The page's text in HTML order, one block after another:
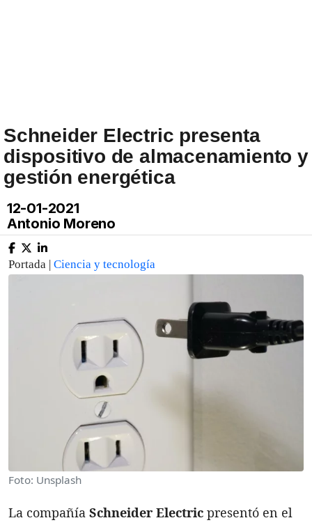
Schneider Electric presenta
dispositivo de almacenamiento y
gestión energética
12-01-2021
Antonio Moreno
Portada | Ciencia y tecnología
Foto: Unsplash
La compañía Schneider Electric presentó en el